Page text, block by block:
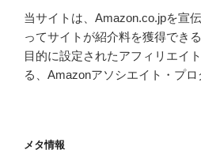
当サイトは、Amazon.co.jpを宣
ってサイトが紹介料を獲得でき
目的に設定されたアフィリエイ
る、Amazonアソシエイト・プロ
メタ情報